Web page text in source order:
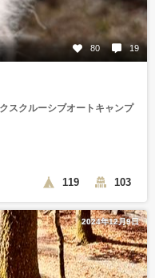
80 19
スクルーシブオートキャンプ
119 103
2024年12月9日